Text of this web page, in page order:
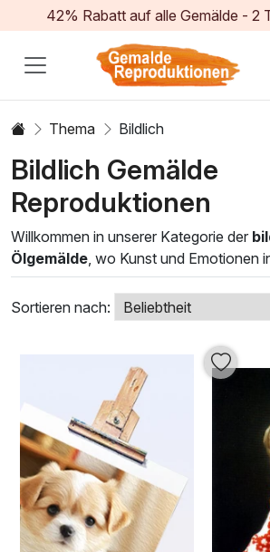
42% Rabatt auf alle Gemälde - 2
Thema Bildlich
Bildlich Gemälde
Reproduktionen
Willkommen in unserer Kategorie der
Ölgemälde , wo Kunst und Emotionen
Kompositionen verschmelzen. Diese
einfache Bilder, sondern fesselnde
vielfältige Stile und Techniken lebendig
impressionistischen Interpretation bis
Darstellung, jedes Gemälde fängt die
Thematik mit leuchtenden Farben und
Detailverliebtheit ein.
Diebildlichen Ölgemälde
eignen sich
künstlerische Atmosphäre in Ihr
schaffen nicht nur visuelle Anziehung,
auch Ihren persönlichen Stil wider. Mit
Textur und der tiefen Farbintensität
Raum eine besondere Note und
Sortieren nach: